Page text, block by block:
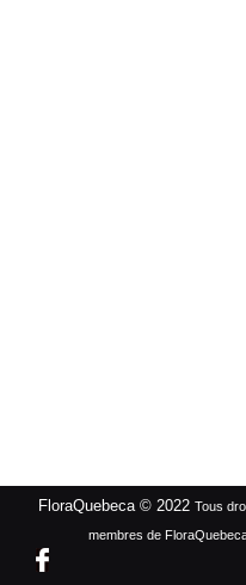
FloraQuebeca © 2022 Tous
membres de